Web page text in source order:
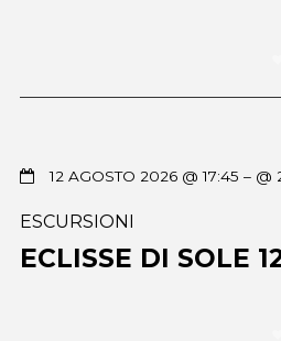
12 AGOSTO 2026 @ 17:45 – @
ESCURSIONI
ECLISSE DI SOLE